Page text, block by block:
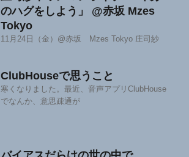
のハグをしよう」 @赤坂 Mzes
Tokyo
11月24日（金）@赤坂 Mzes Tokyo 庄司紗
ClubHouseで思うこと
寒くなりました。最近、音声アプリClubHouse
でなんか、意思疎通が